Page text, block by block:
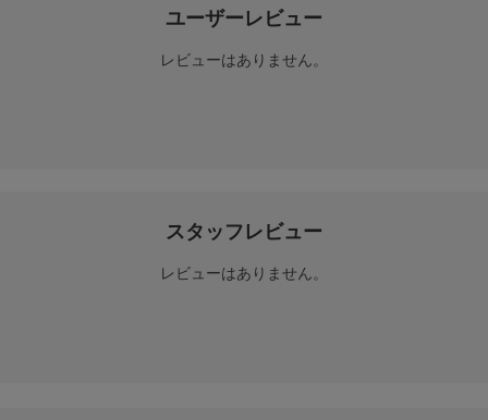
ユーザーレビュー
レビューはありません。
スタッフレビュー
レビューはありません。